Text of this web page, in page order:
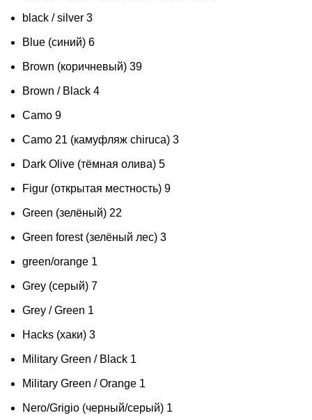
black / silver 3
Blue (синий) 6
Brown (коричневый) 39
Brown / Black 4
Camo 9
Camo 21 (камуфляж chiruca) 3
Dark Olive (тёмная олива) 5
Figur (открытая местность) 9
Green (зелёный) 22
Green forest (зелёный лес) 3
green/orange 1
Grey (серый) 7
Grey / Green 1
Hacks (хаки) 3
Military Green / Black 1
Military Green / Orange 1
Nero/Grigio (черный/серый) 1